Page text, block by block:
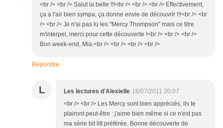
<br /> <br /> Salut la belle !!!<br /> <br /> <br /> Effectivement,
ça a l'air bien sympa, ça donne envie de découvrir !!!<br /> <br
/> <br /> Je n'ai pas lu les "Mercy Thompson" mais ce titre
m'interpel, merci pour cette découverte !<br /> <br /> <br />
Bon week-end, Mia.<br /> <br /> <br /> <br />
Répondre
L Les lectures d'Alexielle 16/07/2011 20:07
<br /> <br /> Les Mercy sont bien appréciés, ils te
plairont peut-être : j'aime bien même si ce n'est pas
ma série bit litt préférée. Bonne découverte de